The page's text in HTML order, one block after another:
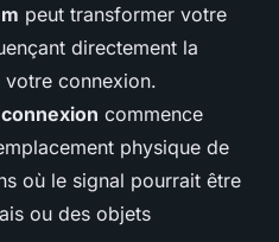
peut transformer votre
directement la
votre connexion.
commence
physique de
où le signal pourrait être
ou des objets